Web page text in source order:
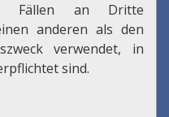
Fällen an Dritte
anderen als den
verwendet, in
sind.